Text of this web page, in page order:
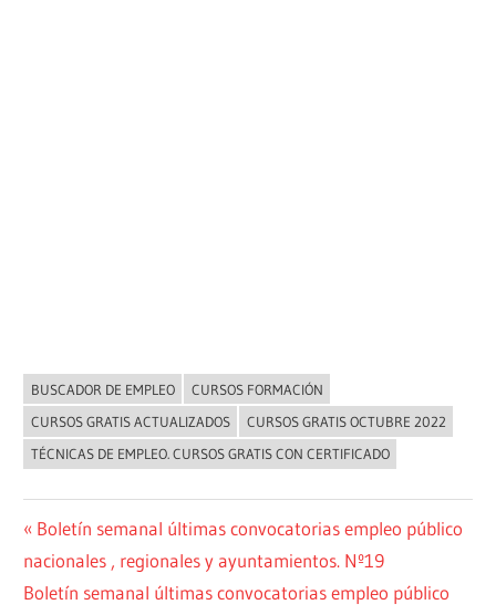
NOVEDADES
BUSCADOR DE EMPLEO
CURSOS FORMACIÓN
CURSOS GRATIS ACTUALIZADOS
CURSOS GRATIS OCTUBRE 2022
TÉCNICAS DE EMPLEO. CURSOS GRATIS CON CERTIFICADO
Navegación
de
Entrada
anterior:
Boletín semanal últimas convocatorias empleo público
nacionales , regionales y ayuntamientos. Nº19
Siguiente
Boletín semanal últimas convocatorias empleo público